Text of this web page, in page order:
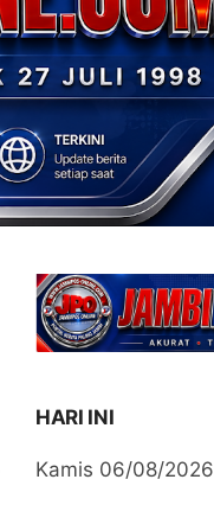
HARI INI
Kamis 06/08/2026